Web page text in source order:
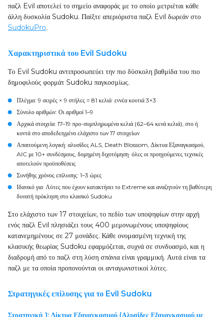
παζλ Evil αποτελεί το σημείο αναφοράς με το οποίο μετριέται κάθε
άλλη δυσκολία Sudoku. Παίξτε απεριόριστα παζλ Evil δωρεάν στο
SudokuPro.
Χαρακτηριστικά του Evil Sudoku
Το Evil Sudoku αντιπροσωπεύει την πιο δύσκολη βαθμίδα του πιο
δημοφιλούς φορμάτ Sudoku παγκοσμίως.
Πλέγμα: 9 σειρές × 9 στήλες = 81 κελιά· εννέα κουτιά 3×3
Σύνολο αριθμών: Οι αριθμοί 1–9
Αρχικά στοιχεία: 17–19 προ-συμπληρωμένα κελιά (62–64 κενά κελιά), στο ή
κοντά στο αποδεδειγμένο ελάχιστο των 17 στοιχείων
Απαιτούμενη λογική: αλυσίδες ALS, Death Blossom, Δίκτυα Εξαναγκασμού,
AIC με 10+ συνδέσμους, δομημένη διχοτόμηση· όλες οι προηγούμενες τεχνικές
αποτελούν προϋποθέσεις
Συνήθης χρόνος επίλυσης: 1–3 ώρες
Ιδανικό για: Λύτες που έχουν κατακτήσει το Extreme και αναζητούν τη βαθύτερη
δυνατή πρόκληση στο κλασικό Sudoku
Στο ελάχιστο των 17 στοιχείων, το πεδίο των υποψηφίων στην αρχή
ενός παζλ Evil πλησιάζει τους 400 μεμονωμένους υποψηφίους
κατανεμημένους σε 27 μονάδες. Κάθε ονομασμένη τεχνική της
κλασικής θεωρίας Sudoku εφαρμόζεται, συχνά σε συνδυασμό, και η
διαδρομή από το παζλ στη λύση σπάνια είναι γραμμική. Αυτά είναι τα
παζλ με τα οποία προπονούνται οι ανταγωνιστικοί λύτες.
Στρατηγικές επίλυσης για το Evil Sudoku
Στρατηγική 1: Δίκτυα Εξαναγκασμού (Αλυσίδες Εξαναγκασμού με